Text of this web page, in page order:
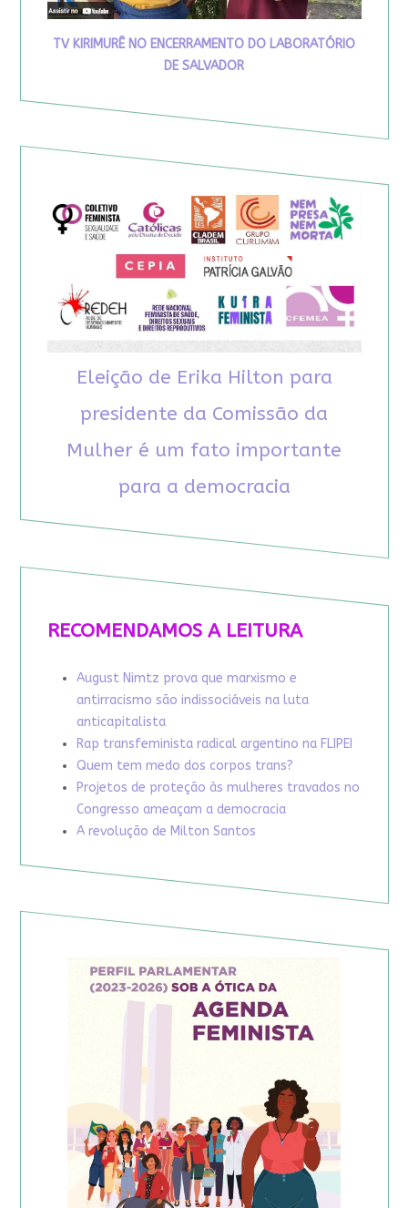
TV KIRIMURÊ NO ENCERRAMENTO DO LABORATÓRIO
DE SALVADOR
Eleição de Erika Hilton para
presidente da Comissão da
Mulher é um fato importante
para a democracia
RECOMENDAMOS A LEITURA
August Nimtz prova que marxismo e
antirracismo são indissociáveis na luta
anticapitalista
Rap transfeminista radical argentino na FLIPEI
Quem tem medo dos corpos trans?
Projetos de proteção às mulheres travados no
Congresso ameaçam a democracia
A revolução de Milton Santos